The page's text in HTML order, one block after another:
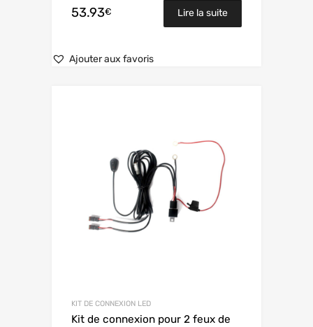
53.93€ Lire la suite
Ajouter aux favoris
KIT DE CONNEXION LED
Kit de connexion pour 2 feux de